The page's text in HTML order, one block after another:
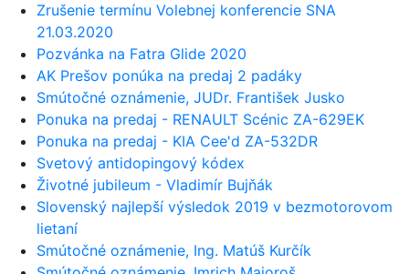
Zrušenie termínu Volebnej konferencie SNA
21.03.2020
Pozvánka na Fatra Glide 2020
AK Prešov ponúka na predaj 2 padáky
Smútočné oznámenie, JUDr. František Jusko
Ponuka na predaj - RENAULT Scénic ZA-629EK
Ponuka na predaj - KIA Cee'd ZA-532DR
Svetový antidopingový kódex
Životné jubileum - Vladimír Bujňák
Slovenský najlepší výsledok 2019 v bezmotorovom
lietaní
Smútočné oznámenie, Ing. Matúš Kurčík